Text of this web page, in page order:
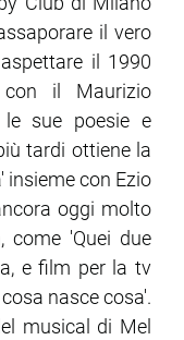
il vero
il 1990
il Maurizio
le sue poesie e
tardi ottiene la
insieme con Ezio
oggi molto
come 'Quei due
e film per la tv
nasce cosa'.
musical di Mel